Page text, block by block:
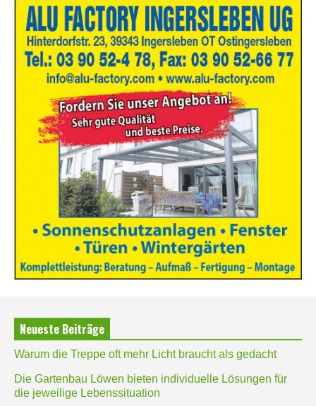
Neueste Beiträge
Warum die Treppe oft mehr Licht braucht als gedacht
Die Gartenbau Löwen bieten individuelle Lösungen für
die jeweilige Lebenssituation